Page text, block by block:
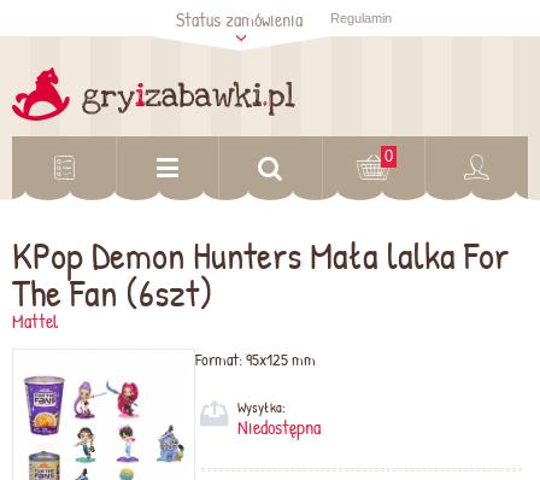
Sprawdź status
zamówienia
Status zamówienia Regulamin
0
KPop Demon Hunters Mała lalka For
The Fan (6szt)
Mattel
Format:95x125 mm
Wysyłka:
Niedostępna